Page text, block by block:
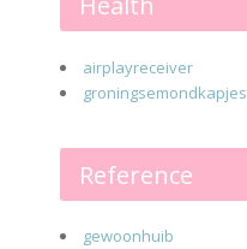
airplayreceiver
groningsemondkapjes
Reference
gewoonhuib